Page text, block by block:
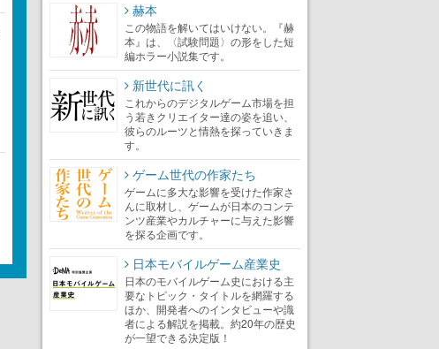
赫本
この物語を解いてはいけない。『赫
本』は、〈試験問題〉の形をした短
編ホラー小説集です。
新世代に訊く
これからのデジタルゲーム市場を担
う若きクリエイター達の姿を追い、
彼らのルーツと情熱を探っていきま
す。
ゲーム世代の作家たち
ゲームに多大な影響を受けた作家さ
んに取材し、ゲームが日本のコンテ
ンツ産業やカルチャーに与えた影響
を探る企画です。
日本モバイルゲーム産業史
日本のモバイルゲーム史における主
要なトピック・タイトルを網羅する
ほか、開発者へのインタビューや識
者による解説を掲載。約20年の歴史
が一望できる決定版！